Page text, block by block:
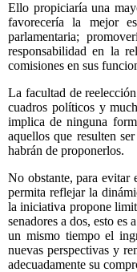
Ello propiciaría una
favorecería la mejor
parlamentaria;
responsabilidad en la
comisiones en sus
La facultad de
cuadros políticos y
implica de ninguna
aquellos que resulten
habrán de proponerlos.
No obstante, para evitar
permita reflejar la
la iniciativa propone
senadores a dos, esto es
un mismo tiempo el
nuevas perspectivas y
adecuadamente su